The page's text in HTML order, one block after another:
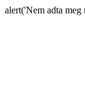
alert('Nem adta meg